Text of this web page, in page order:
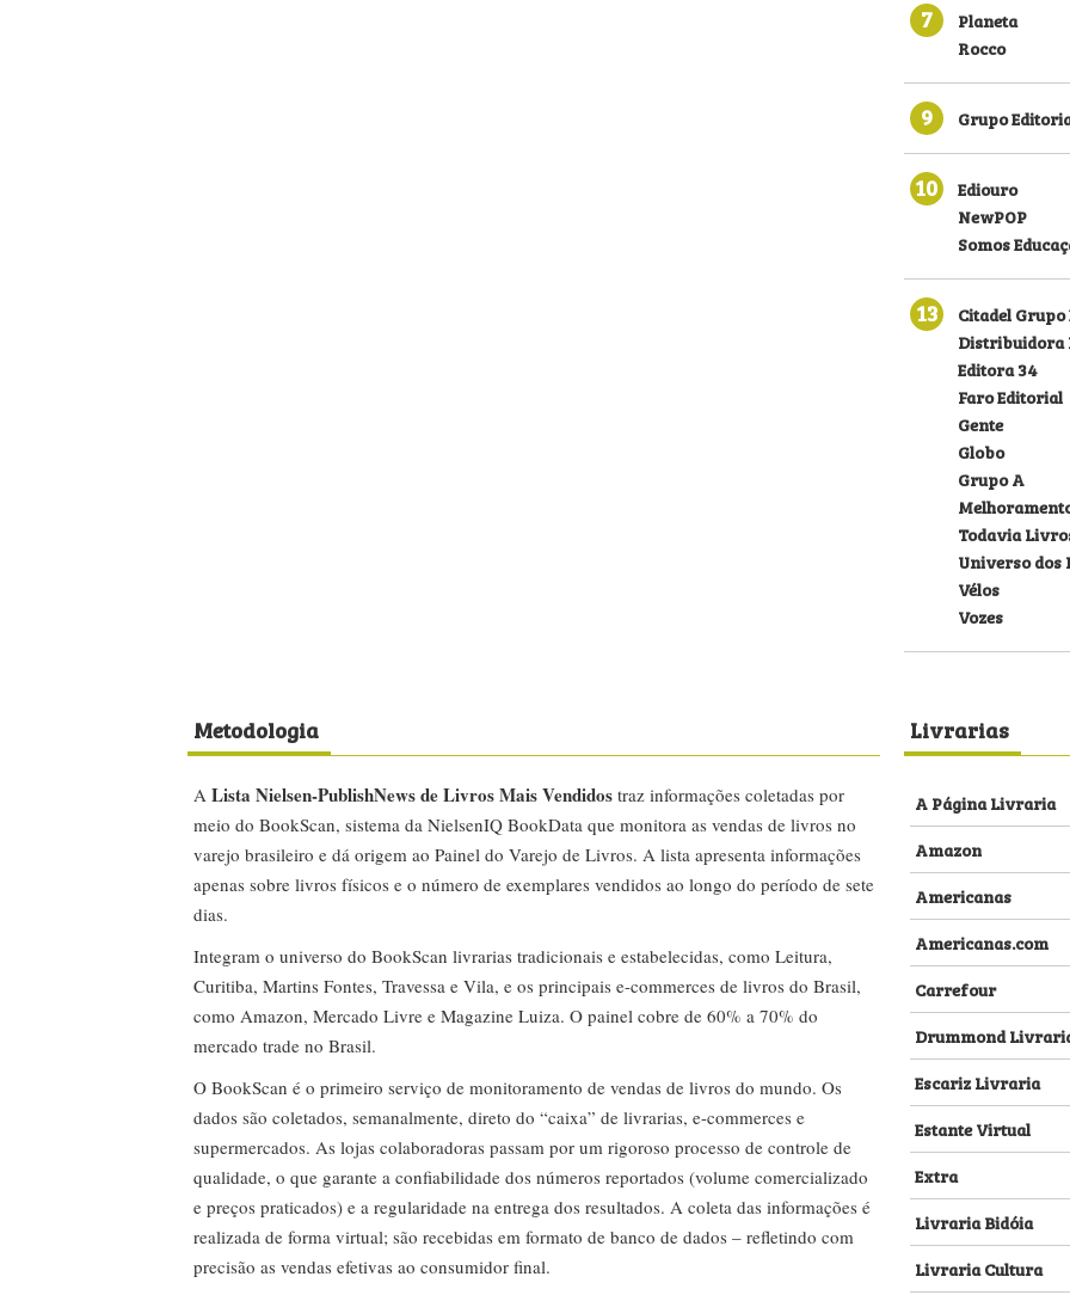
7
Planeta
Rocco
9 Grupo
10
Ediouro
NewPOP
Somos
13
Citadel
Distribuidora
Editora 34
Faro Editorial
Gente
Globo
Grupo A
Todavia
Universo dos
Vélos
Vozes
Metodologia
A Lista Nielsen-PublishNews de Livros Mais Vendidos traz informações coletadas por
meio do BookScan, sistema da NielsenIQ BookData que monitora as vendas de livros no
varejo brasileiro e dá origem ao Painel do Varejo de Livros. A lista apresenta informações
apenas sobre livros físicos e o número de exemplares vendidos ao longo do período de sete
dias.
Integram o universo do BookScan livrarias tradicionais e estabelecidas, como Leitura,
Curitiba, Martins Fontes, Travessa e Vila, e os principais e-commerces de livros do Brasil,
como Amazon, Mercado Livre e Magazine Luiza. O painel cobre de 60% a 70% do
mercado trade no Brasil.
O BookScan é o primeiro serviço de monitoramento de vendas de livros do mundo. Os
dados são coletados, semanalmente, direto do “caixa” de livrarias, e-commerces e
supermercados. As lojas colaboradoras passam por um rigoroso processo de controle de
qualidade, o que garante a confiabilidade dos números reportados (volume comercializado
e preços praticados) e a regularidade na entrega dos resultados. A coleta das informações é
realizada de forma virtual; são recebidas em formato de banco de dados – refletindo com
precisão as vendas efetivas ao consumidor final.
Livrarias
A Página Livraria
Amazon
Americanas
Americanas.com
Carrefour
Drummond
Escariz Livraria
Estante Virtual
Extra
Livraria Bidóia
Livraria Cultura